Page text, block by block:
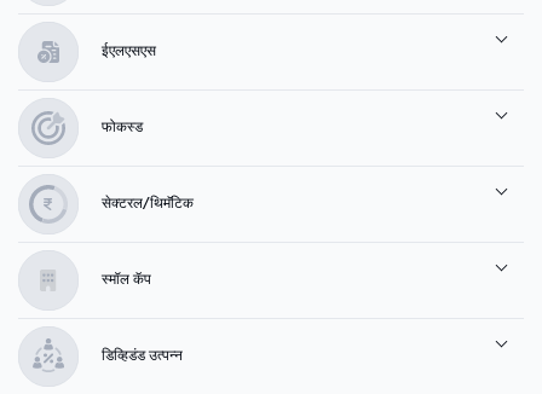
ईएलएसएस
फोकस्ड
सेक्टरल/थिमॅटिक
स्मॉल कॅप
डिव्हिडंड उत्पन्न